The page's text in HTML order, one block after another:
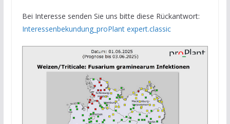
Bei Interesse senden Sie uns bitte diese Rückantwort:
Interessenbekundung_proPlant expert.classic